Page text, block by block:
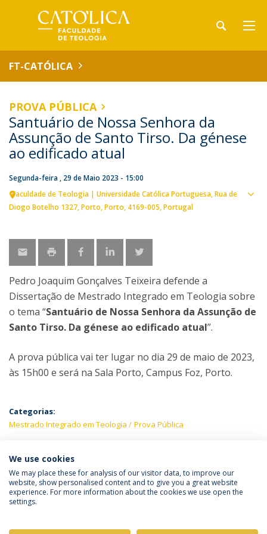
FT-CATÓLICA
PROVA PÚBLICA
Santuário de Nossa Senhora da
Assunção de Santo Tirso. Da génese
ao edificado atual
Segunda-feira , 29 de Maio 2023 - 15:00
Faculdade de Teologia | Universidade Católica Portuguesa Rua de
Diogo Botelho 1327 Porto Porto 4169-005 Portugal
Pedro Joaquim Gonçalves Teixeira defende a
Dissertação de Mestrado Integrado em Teologia sobre
o tema “Santuário de Nossa Senhora da Assunção de
Santo Tirso. Da génese ao edificado atual”.
A prova pública vai ter lugar no dia 29 de maio de 2023,
às 15h00 e será na Sala Porto, Campus Foz, Porto.
Categorias:
Mestrado Integrado em Teologia
Prova Pública
PRÓXIMOS EVENTOS
Política de Privacidade
Termos & Condições
We use cookies
We may place these for analysis of our visitor data, to improve our
website, show personalised content and to give you a great website
experience. For more information about the cookies we use open the
settings.